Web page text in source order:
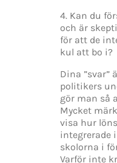
4. Kan du
och är
för att de
kul att bo i?
Dina ”svar”
politikers
gör man så
Mycket
visa hur
integrerade
skolorna i
Varför inte